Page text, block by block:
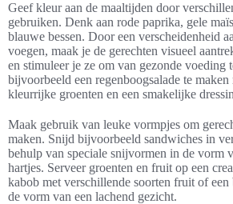
Geef kleur aan de maaltijden door
gebruiken. Denk aan rode paprika, gele
blauwe bessen. Door een verscheidenheid
voegen, maak je de gerechten visueel
en stimuleer je ze om van gezonde voeding
bijvoorbeeld een regenboogsalade te
kleurrijke groenten en een smakelijke
Maak gebruik van leuke vormpjes om
maken. Snijd bijvoorbeeld sandwiches in
behulp van speciale snijvormen in de vorm
hartjes. Serveer groenten en fruit op een
kabob met verschillende soorten fruit of een
de vorm van een lachend gezicht.